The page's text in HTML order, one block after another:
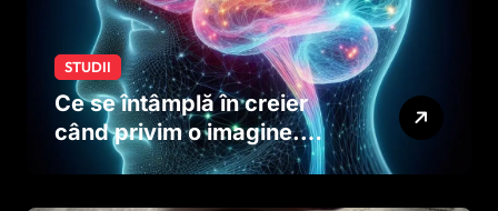
STUDII
Ce se întâmplă în creier
când privim o imagine.
Studiul care explică rolul